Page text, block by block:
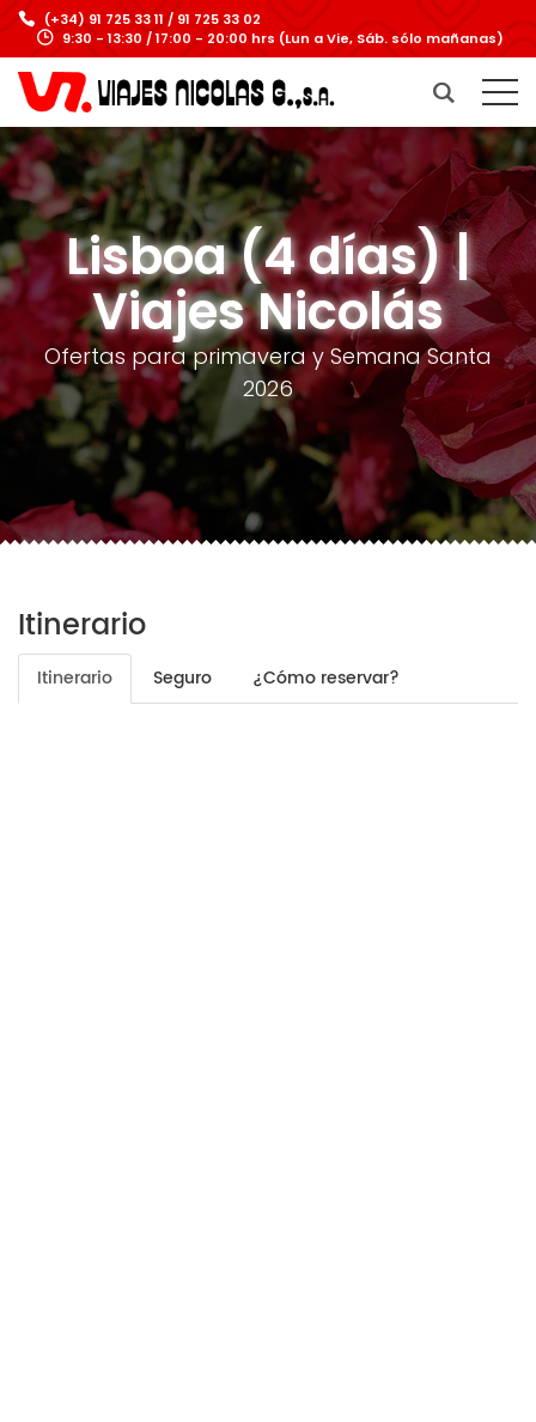
(+34) 91 725 33 11 / 91 725 33 02
9:30 - 13:30 / 17:00 - 20:00 hrs (Lun a Vie, Sáb. sólo mañanas)
Lisboa (4 días) |
Viajes Nicolás
Ofertas para primavera y Semana Santa
2026
Itinerario
Itinerario Seguro ¿Cómo reservar?